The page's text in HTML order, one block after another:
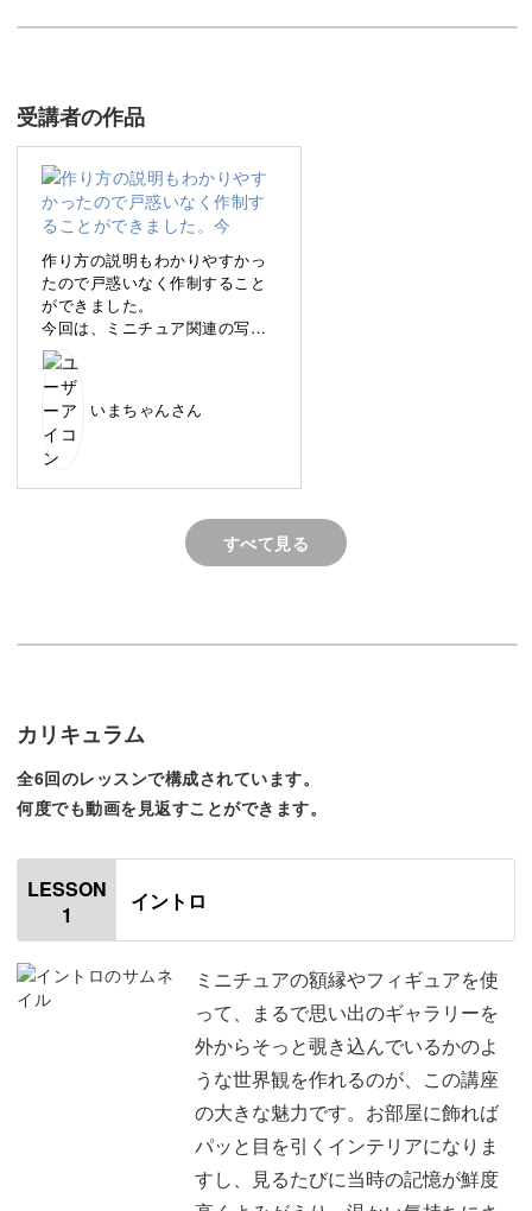
ュージアムのようなフレーム仕立てに。
スマホにある写真が “飾って眺めたくなる作品” に変身しま
す♪
思い出のギャラリーを外からそっと覗き込んでいるかのよ
うな世界観を作れるのが、大きな魅力。
見るたびに当時の記憶が鮮度高くよみがえり、温かい気持
手のひらにのるほどの小さな額縁に写真を入れて、まとめ
て飾ることができるんです♪
おしゃれな額縁は、キットで5種類ご用意しています。
四角や丸、ハートなど、小さいながらも本格的な額縁のデ
アンティーク調のフレームに写真を入れると、何気ない瞬
受講者の作品
作り方の説明もわかりやすかっ
たので戸惑いなく作制すること
ができました。
今回は、ミニチュア関連の写真
を使ってみましたがいろいろア
レンジができそう♪
いまちゃんさん
すべて見る
カリキュラム
全6回のレッスンで構成されています。
何度でも動画を見返すことができます。
LESSON
1
イントロ
ミニチュアの額縁やフィギュアを使
って、まるで思い出のギャラリーを
外からそっと覗き込んでいるかのよ
うな世界観を作れるのが、この講座
の大きな魅力です。お部屋に飾れば
パッと目を引くインテリアになりま
すし、見るたびに当時の記憶が鮮度